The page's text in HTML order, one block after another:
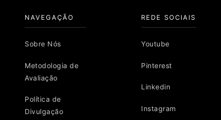
REDE SOCIAIS
Youtube
Pinterest
Linkedin
Instagram
NAVEGAÇÃO
Sobre Nós
Metodologia de
Avaliação
Política de
Divulgação